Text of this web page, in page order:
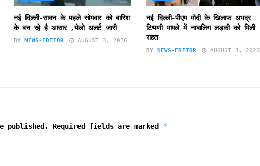
नई दिल्ली-सावन के पहले सोमवार को बारिश
के बन रहे है आसार ,येलो अलर्ट जारी
BY NEWS-EDITOR AUGUST 3, 2026
नई दिल्ली-पीएम मोदी के खिलाफ अभद्र
टिप्पणी मामले में नाबालिग लड़की को मिली
राहत
BY NEWS-EDITOR AUGUST 3, 2026
published. Required fields are marked *